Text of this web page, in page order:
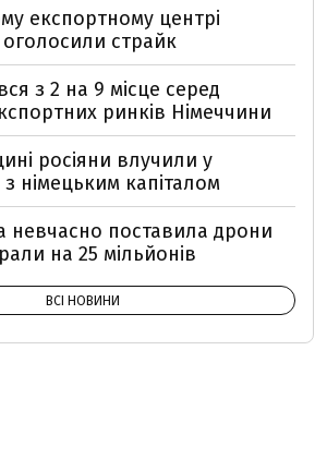
експортному центрі
оголосили страйк
з 2 на 9 місце серед
ринків Німеччини
росіяни влучили у
німецьким капіталом
невчасно поставила дрони
на 25 мільйонів
ВСІ НОВИНИ